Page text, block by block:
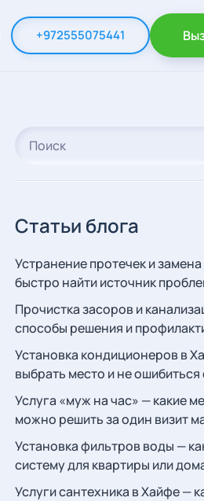
+972555075441
Статьи блога
Устранение протечек и замена
быстро найти источник
Прочистка засоров и
способы решения и
Установка кондиционеров в
выбрать место и не
Услуга «муж на час» — какие
можно решить за один визит
Установка фильтров воды —
систему для квартиры или
Услуги сантехника в Хайфе —